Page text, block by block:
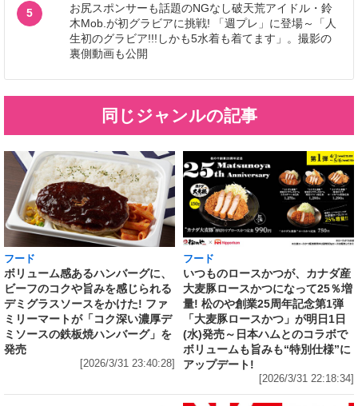
5
お尻スポンサーも話題のNGなし破天荒アイドル・鈴
木Mob.が初グラビアに挑戦! 「週プレ」に登場～「人
生初のグラビア!!!しかも5水着も着てます」。撮影の
裏側動画も公開
同じジャンルの記事
フード
ボリューム感あるハンバーグに、
ビーフのコクや旨みを感じられる
デミグラスソースをかけた! ファ
ミリーマートが「コク深い濃厚デ
ミソースの鉄板焼ハンバーグ」を
発売
[2026/3/31 23:40:28]
フード
いつものロースかつが、カナダ産
大麦豚ロースかつになって25％増
量! 松のや創業25周年記念第1弾
「大麦豚ロースかつ」が明日1日
(水)発売～日本ハムとのコラボで
ボリュームも旨みも“特別仕様”に
アップデート!
[2026/3/31 22:18:34]